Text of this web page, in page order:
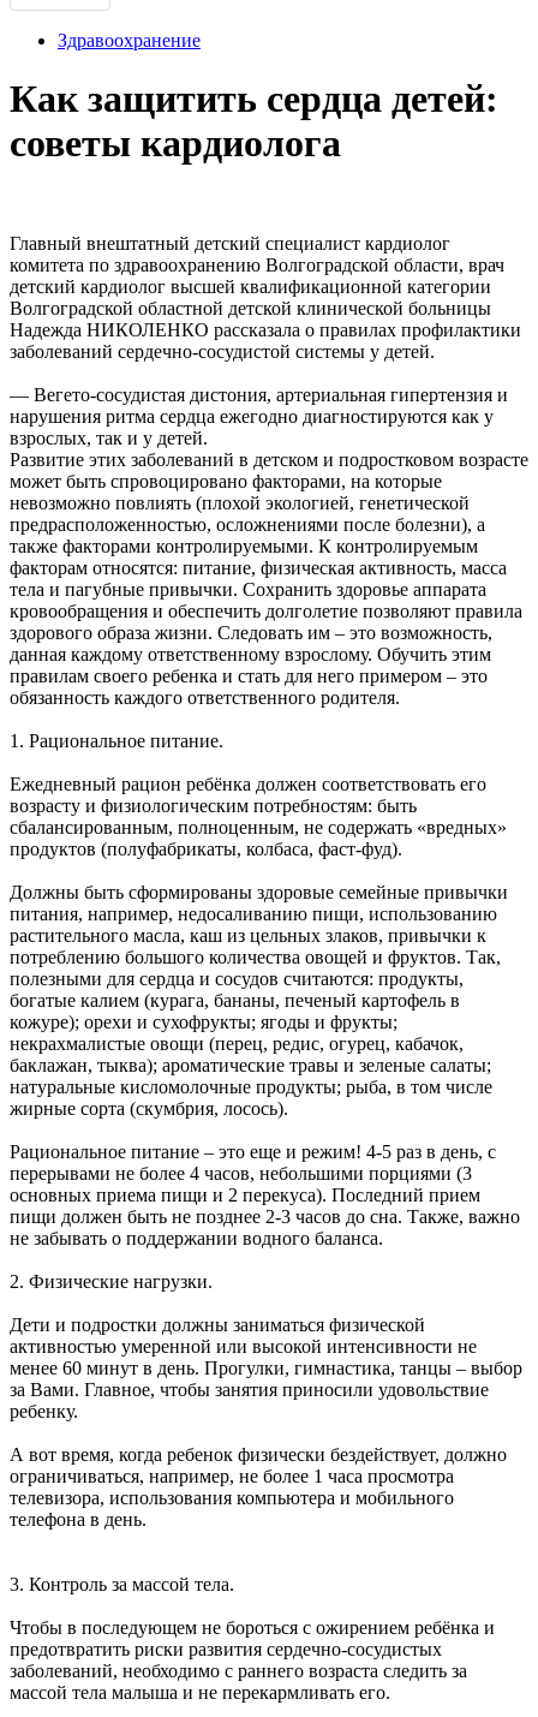
Здравоохранение
Как защитить сердца детей:
советы кардиолога
Главный внештатный детский специалист кардиолог
комитета по здравоохранению Волгоградской области, врач
детский кардиолог высшей квалификационной категории
Волгоградской областной детской клинической больницы
Надежда НИКОЛЕНКО рассказала о правилах профилактики
заболеваний сердечно-сосудистой системы у детей.
— Вегето-сосудистая дистония, артериальная гипертензия и
нарушения ритма сердца ежегодно диагностируются как у
взрослых, так и у детей.
Развитие этих заболеваний в детском и подростковом возрасте
может быть спровоцировано факторами, на которые
невозможно повлиять (плохой экологией, генетической
предрасположенностью, осложнениями после болезни), а
также факторами контролируемыми. К контролируемым
факторам относятся: питание, физическая активность, масса
тела и пагубные привычки. Сохранить здоровье аппарата
кровообращения и обеспечить долголетие позволяют правила
здорового образа жизни. Следовать им – это возможность,
данная каждому ответственному взрослому. Обучить этим
правилам своего ребенка и стать для него примером – это
обязанность каждого ответственного родителя.
1. Рациональное питание.
Ежедневный рацион ребёнка должен соответствовать его
возрасту и физиологическим потребностям: быть
сбалансированным, полноценным, не содержать «вредных»
продуктов (полуфабрикаты, колбаса, фаст-фуд).
Должны быть сформированы здоровые семейные привычки
питания, например, недосаливанию пищи, использованию
растительного масла, каш из цельных злаков, привычки к
потреблению большого количества овощей и фруктов. Так,
полезными для сердца и сосудов считаются: продукты,
богатые калием (курага, бананы, печеный картофель в
кожуре); орехи и сухофрукты; ягоды и фрукты;
некрахмалистые овощи (перец, редис, огурец, кабачок,
баклажан, тыква); ароматические травы и зеленые салаты;
натуральные кисломолочные продукты; рыба, в том числе
жирные сорта (скумбрия, лосось).
Рациональное питание – это еще и режим! 4-5 раз в день, с
перерывами не более 4 часов, небольшими порциями (3
основных приема пищи и 2 перекуса). Последний прием
пищи должен быть не позднее 2-3 часов до сна. Также, важно
не забывать о поддержании водного баланса.
2. Физические нагрузки.
Дети и подростки должны заниматься физической
активностью умеренной или высокой интенсивности не
менее 60 минут в день. Прогулки, гимнастика, танцы – выбор
за Вами. Главное, чтобы занятия приносили удовольствие
ребенку.
А вот время, когда ребенок физически бездействует, должно
ограничиваться, например, не более 1 часа просмотра
телевизора, использования компьютера и мобильного
телефона в день.
3. Контроль за массой тела.
Чтобы в последующем не бороться с ожирением ребёнка и
предотвратить риски развития сердечно-сосудистых
заболеваний, необходимо с раннего возраста следить за
массой тела малыша и не перекармливать его.